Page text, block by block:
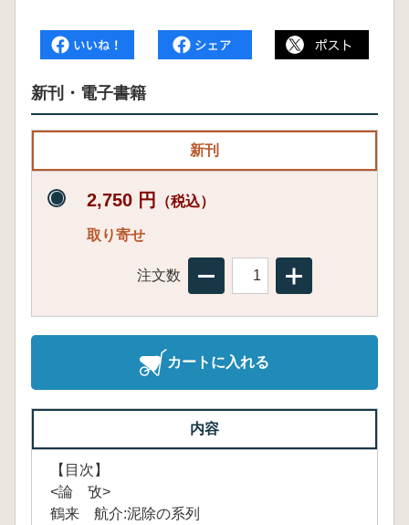
新刊・電子書籍
新刊
2,750 円 （税込）
取り寄せ
注文数
カートに入れる
内容
【目次】
<論 攷>
鶴来 航介:泥除の系列